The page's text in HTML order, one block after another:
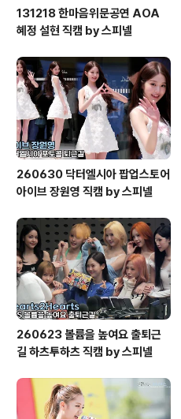
131218 한마음위문공연 AOA
혜정 설현 직캠 by 스피넬
260630 닥터엘시아 팝업스토어
아이브 장원영 직캠 by 스피넬
260623 볼륨을 높여요 출퇴근
길 하츠투하츠 직캠 by 스피넬